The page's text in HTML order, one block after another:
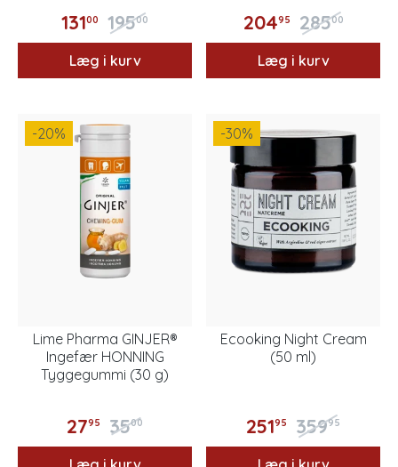
13100 19500
Læg i kurv
20495 28500
Læg i kurv
-20%
Lime Pharma GINJER®
Ingefær HONNING
Tyggegummi (30 g)
2795 3500
-30%
Ecooking Night Cream
(50 ml)
25195 35995